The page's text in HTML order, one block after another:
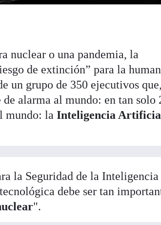
nuclear o una pandemia, la
de extinción” para la
un grupo de 350 ejecutivos
alarma al mundo: en tan solo
mundo: laInteligencia
la Seguridad de la Inteligencia
debe ser tan
".